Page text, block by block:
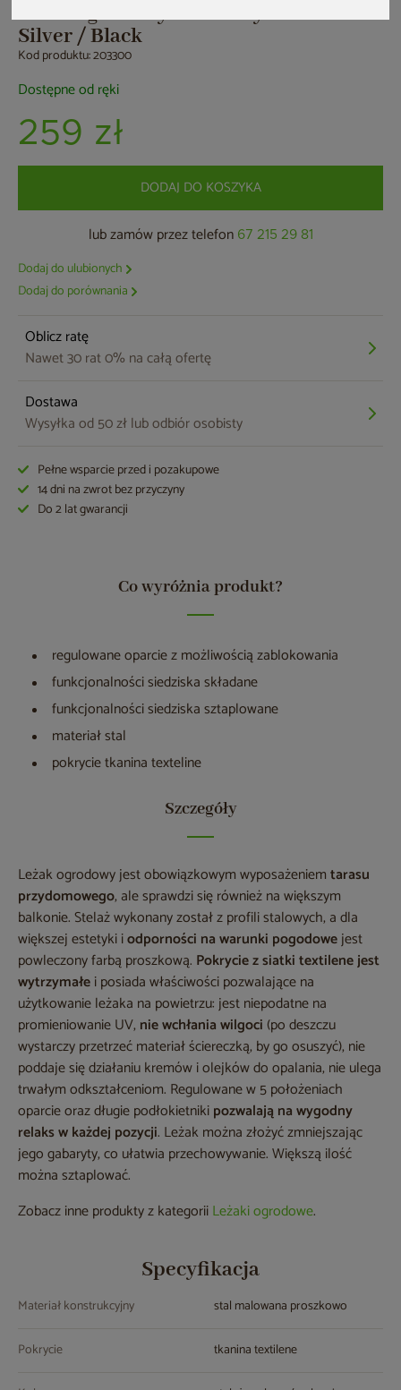
Leżak ogrodowy metalowy Summer
Silver / Black
Kod produktu: 203300
Dostępne od ręki
259 zł
DODAJ DO KOSZYKA
lub zamów przez telefon 67 215 29 81
Dodaj do ulubionych
Dodaj do porównania
Oblicz ratę
Nawet 30 rat 0% na całą ofertę
Dostawa
Wysyłka od 50 zł lub odbiór osobisty
Pełne wsparcie przed i pozakupowe
14 dni na zwrot bez przyczyny
Do 2 lat gwarancji
Co wyróżnia produkt?
regulowane oparcie z możliwością zablokowania
funkcjonalności siedziska składane
funkcjonalności siedziska sztaplowane
materiał stal
pokrycie tkanina texteline
Szczegóły
Leżak ogrodowy jest obowiązkowym wyposażeniemtarasu
przydomowego, ale sprawdzi się również na większym
balkonie. Stelaż wykonany został z profili stalowych, a dla
większej estetyki iodporności na warunki pogodowejest
powleczony farbą proszkową. Pokrycie z siatki textilene jest
wytrzymałei posiada właściwości pozwalające na
użytkowanie leżaka na powietrzu: jest niepodatne na
promieniowanie UV, nie wchłania wilgoci (po deszczu
wystarczy przetrzeć materiał ściereczką, by go osuszyć), nie
poddaje się działaniu kremów i olejków do opalania, nie ulega
trwałym odkształceniom. Regulowane w 5 położeniach
oparcie oraz długie podłokietnikipozwalają na wygodny
relaks w każdej pozycji. Leżak można złożyć zmniejszając
jego gabaryty, co ułatwia przechowywanie. Większą ilość
można sztaplować.
Zobacz inne produkty z kategoriiLeżaki ogrodowe.
Specyfikacja
Materiał konstrukcyjny stal malowana proszkowo
Pokrycie tkanina textilene